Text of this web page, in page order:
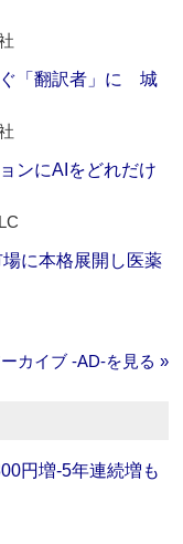
ぐ「翻訳者」に 城
ンにAIをどれだけ
に本格展開し医薬
カイブ ‐AD‐を見る »
円増‐5年連続増も